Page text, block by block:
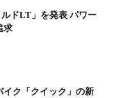
ドLT」を発表 パワー
求
イク「クイック」の新